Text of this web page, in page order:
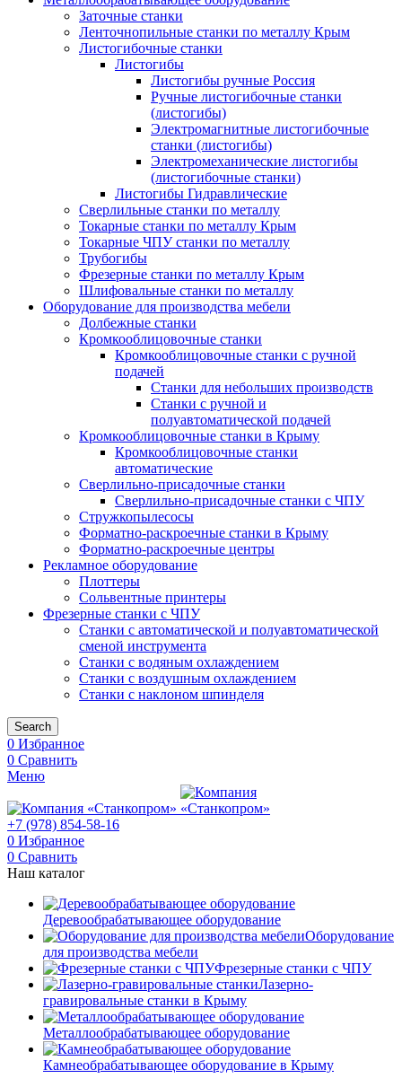
Заточные станки
Ленточнопильные станки по металлу Крым
Листогибочные станки
Листогибы
Листогибы ручные Россия
Ручные листогибочные станки
(листогибы)
Электромагнитные листогибочные
станки (листогибы)
Электромеханические листогибы
(листогибочные станки)
Листогибы Гидравлические
Сверлильные станки по металлу
Токарные станки по металлу Крым
Токарные ЧПУ станки по металлу
Трубогибы
Фрезерные станки по металлу Крым
Шлифовальные станки по металлу
Оборудование для производства мебели
Долбежные станки
Кромкооблицовочные станки
Кромкооблицовочные станки с ручной
подачей
Станки для небольших производств
Станки с ручной и
полуавтоматической подачей
Кромкооблицовочные станки в Крыму
Кромкооблицовочные станки
автоматические
Сверлильно-присадочные станки
Сверлильно-присадочные станки с ЧПУ
Стружкопылесосы
Форматно-раскроечные станки в Крыму
Форматно-раскроечные центры
Рекламное оборудование
Плоттеры
Сольвентные принтеры
Фрезерные станки с ЧПУ
Станки с автоматической и полуавтоматической
сменой инструмента
Станки с водяным охлаждением
Станки с воздушным охлаждением
Станки с наклоном шпинделя
Search
0 Избранное
0 Сравнить
Меню
+7 (978) 854-58-16
0 Избранное
0 Сравнить
Наш каталог
Деревообрабатывающее оборудование
Оборудование
для производства мебели
Фрезерные станки с ЧПУ
Лазерно-
гравировальные станки в Крыму
Металлообрабатывающее оборудование
Камнеобрабатывающее оборудование в Крыму